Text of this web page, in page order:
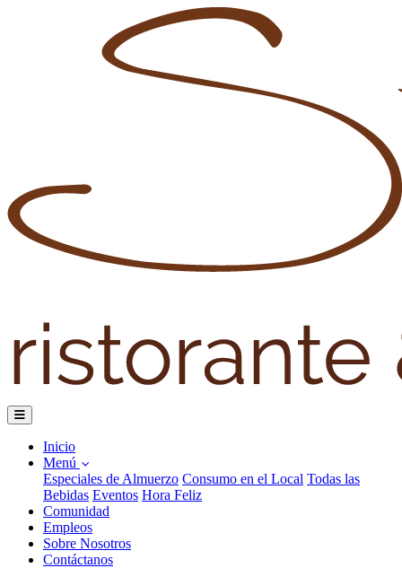
Inicio
Menú
Especiales de Almuerzo Consumo en el Local Todas las
Bebidas Eventos Hora Feliz
Comunidad
Empleos
Sobre Nosotros
Contáctanos